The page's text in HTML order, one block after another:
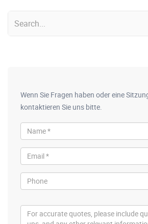
Wenn Sie Fragen haben oder eine
kontaktieren Sie uns bitte.